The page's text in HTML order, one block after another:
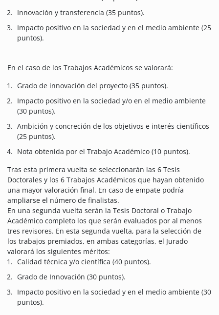
Innovación y transferencia (35 puntos).
Impacto positivo en la sociedad y en el medio ambiente (25
puntos).
En el caso de los Trabajos Académicos se valorará:
Grado de innovación del proyecto (35 puntos).
Impacto positivo en la sociedad y/o en el medio ambiente
(30 puntos).
Ambición y concreción de los objetivos e interés científicos
(25 puntos).
Nota obtenida por el Trabajo Académico (10 puntos).
Tras esta primera vuelta se seleccionarán las 6 Tesis
Doctorales y los 6 Trabajos Académicos que hayan obtenido
una mayor valoración final. En caso de empate podría
ampliarse el número de finalistas.
En una segunda vuelta serán la Tesis Doctoral o Trabajo
Académico completo los que serán evaluados por al menos
tres revisores. En esta segunda vuelta, para la selección de
los trabajos premiados, en ambas categorías, el Jurado
valorará los siguientes méritos:
Calidad técnica y/o científica (40 puntos).
Grado de Innovación (30 puntos).
Impacto positivo en la sociedad y en el medio ambiente (30
puntos).